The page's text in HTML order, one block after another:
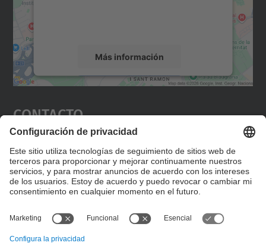
Más información
Aceptar
powered by
Contacto
Editad en la página "Contacto personalizado", que
encontraréis en la raíz de español, vuestros datos
personalizados de contacto.
Formulario de contacto